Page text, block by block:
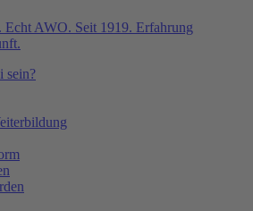
sein?